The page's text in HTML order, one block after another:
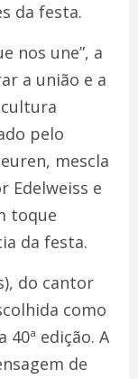
da festa.
nos une”, a
a união e a
pelo
mescla
Edelweiss e
toque
da festa.
do cantor
como
edição. A
de